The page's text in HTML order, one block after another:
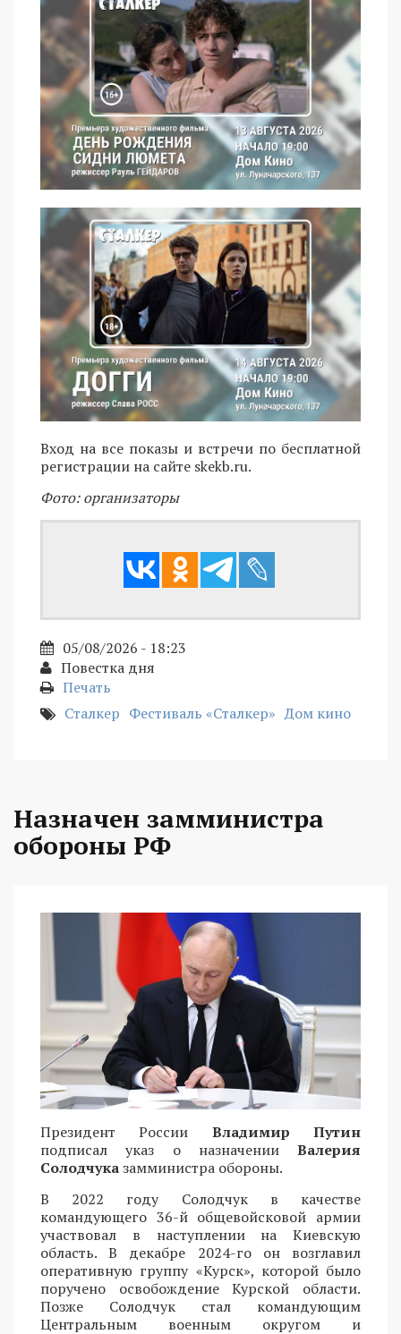
Вход на все показы и встречи по бесплатной
регистрации на сайте skekb.ru.
Фото: организаторы
05/08/2026 - 18:23
Повестка дня
Печать
Сталкер Фестиваль «Сталкер» Дом кино
Назначен замминистра
обороны РФ
Президент России Владимир Путин
подписал указ о назначенииВалерия
Солодчуказамминистра обороны.
В 2022 году Солодчук в качестве
командующего 36-й общевойсковой армии
участвовал в наступлении на Киевскую
область. В декабре 2024-го он возглавил
оперативную группу «Курск», которой было
поручено освобождение Курской области.
Позже Солодчук стал командующим
Центральным военным округом и